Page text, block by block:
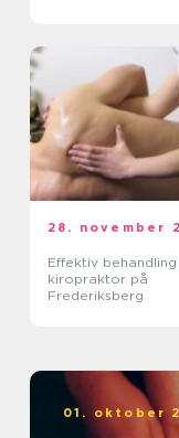
28. november
Effektiv behandling
kiropraktor på
Frederiksberg
01. oktober